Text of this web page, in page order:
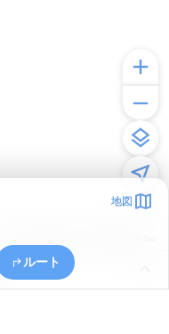
地図
ルート